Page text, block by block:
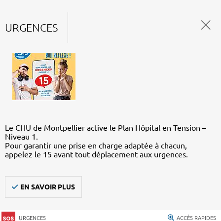
URGENCES
Le CHU de Montpellier active le Plan Hôpital en Tension –
Niveau 1.
Pour garantir une prise en charge adaptée à chacun,
appelez le 15 avant tout déplacement aux urgences.
EN SAVOIR PLUS
URGENCES ACCÈS RAPIDES